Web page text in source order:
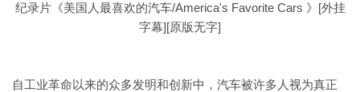
纪录片《美国人最喜欢的汽车/America's Favorite Cars 》[外挂
字幕][原版无字]
自工业革命以来的众多发明和创新中，汽车被许多人视为真正